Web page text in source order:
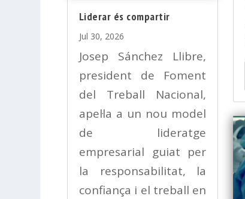
Liderar és compartir
Jul 30, 2026
Josep Sánchez Llibre,
president de Foment
del Treball Nacional,
apel·la a un nou model
de lideratge
empresarial guiat per
la responsabilitat, la
confiança i el treball en